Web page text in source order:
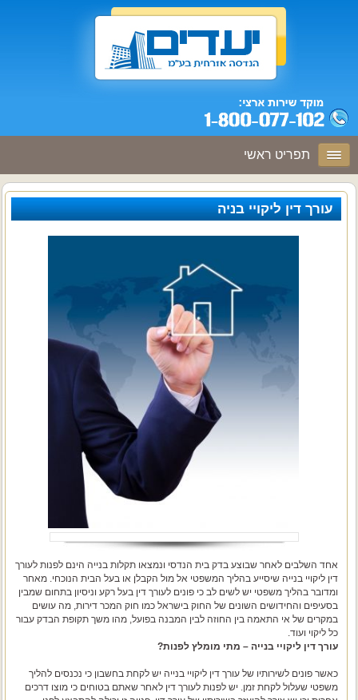
תפריט ראשי
עורך דין ליקויי בניה
אחד השלבים לאחר שבוצע בדק בית הנדסי ונמצאו תקלות בנייה הינם לפנות לעורך
דין ליקויי בנייה שיסייע בהליך המשפטי אל מול הקבלן או בעל הבית הנוכחי. מאחר
ומדובר בהליך משפטי יש לשים לב כי פונים לעורך דין בעל רקע וניסיון בתחום שמבין
בסעיפים והחידושים השונים של החוק בישראל כמו חוק המכר דירות, מה עושים
במקרים של אי התאמה בין החוזה לבין המבנה בפועל, מהו משך תקופת הבדק עבור
כל ליקוי ועוד.
עורך דין ליקויי בנייה – מתי מומלץ לפנות?
כאשר פונים לשירותיו של עורך דין ליקויי בנייה יש לקחת בחשבון כי נכנסים להליך
משפטי שעלול לקחת זמן. יש לפנות לעורך דין לאחר שאתם בטוחים כי מוצו דרכים